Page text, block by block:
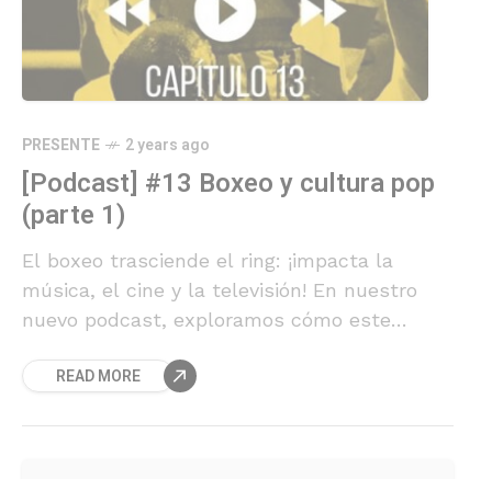
PRESENTE 2 years ago
[Podcast] #13 Boxeo y cultura pop
(parte 1)
El boxeo trasciende el ring: ¡impacta la
música, el cine y la televisión! En nuestro
nuevo podcast, exploramos cómo este
la cultura popular.
READ MORE